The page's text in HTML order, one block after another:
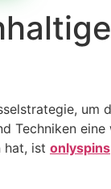
um
Techniken
hat, ist onlyspins